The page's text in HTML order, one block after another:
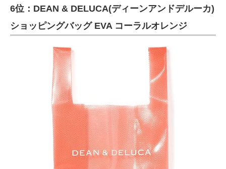
6位：DEAN & DELUCA(ディーンアンドデルーカ)
ショッピングバッグ EVA コーラルオレンジ